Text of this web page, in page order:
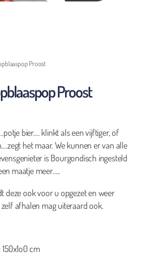
Proost
Proost
bier…. klinkt als een vijftiger, of
het maar. We kunnen er van alle
is Bourgondisch ingesteld
maatje meer…..
deze ook voor u opgezet en weer
afhalen mag uiteraard ook.
150x1o0 cm